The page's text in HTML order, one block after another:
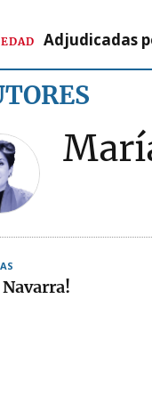
Adjudicadas
Navarra!